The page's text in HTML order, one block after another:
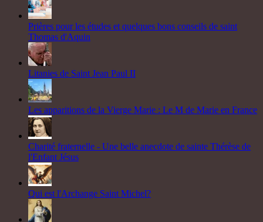
Prières pour les études et quelques bons conseils de saint
Thomas d'Aquin
Litanies de Saint Jean Paul II
Les apparitions de la Vierge Marie : Le M de Marie en France
Charité fraternelle - Une belle anecdote de sainte Thérèse de
l'Enfant Jésus
Qui est l'Archange Saint Michel?